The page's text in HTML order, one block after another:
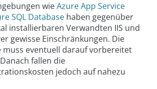
wieAzure App Service
SQL Database haben gegenüber
installierbaren Verwandten IIS und
gewisse Einschränkungen. Die
muss eventuell darauf vorbereitet
fallen die
jedoch auf nahezu